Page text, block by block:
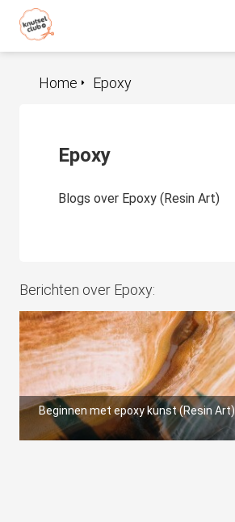
Epoxy
Home
Epoxy
Blogs over Epoxy (Resin Art)
Berichten over Epoxy:
Beginnen met epoxy kunst (Resin Art)